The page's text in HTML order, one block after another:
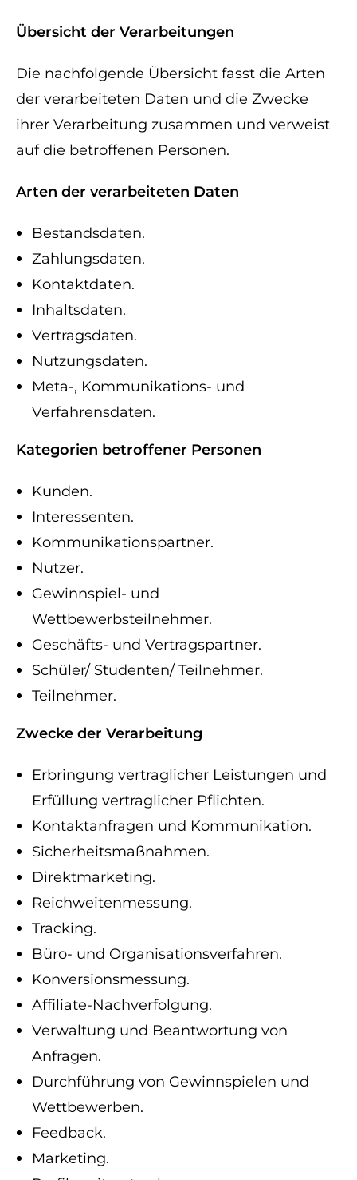
Übersicht der Verarbeitungen
Die nachfolgende Übersicht fasst die Arten
der verarbeiteten Daten und die Zwecke
ihrer Verarbeitung zusammen und verweist
auf die betroffenen Personen.
Arten der verarbeiteten Daten
Bestandsdaten.
Zahlungsdaten.
Kontaktdaten.
Inhaltsdaten.
Vertragsdaten.
Nutzungsdaten.
Meta-, Kommunikations- und
Verfahrensdaten.
Kategorien betroffener Personen
Kunden.
Interessenten.
Kommunikationspartner.
Nutzer.
Gewinnspiel- und
Wettbewerbsteilnehmer.
Geschäfts- und Vertragspartner.
Schüler/ Studenten/ Teilnehmer.
Teilnehmer.
Zwecke der Verarbeitung
Erbringung vertraglicher Leistungen und
Erfüllung vertraglicher Pflichten.
Kontaktanfragen und Kommunikation.
Sicherheitsmaßnahmen.
Direktmarketing.
Reichweitenmessung.
Tracking.
Büro- und Organisationsverfahren.
Konversionsmessung.
Affiliate-Nachverfolgung.
Verwaltung und Beantwortung von
Anfragen.
Durchführung von Gewinnspielen und
Wettbewerben.
Feedback.
Marketing.